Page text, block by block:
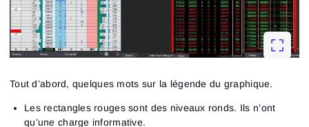
Tout d’abord, quelques mots sur la légende du graphique.
Les rectangles rouges sont des niveaux ronds. Ils n’ont
qu’une charge informative.